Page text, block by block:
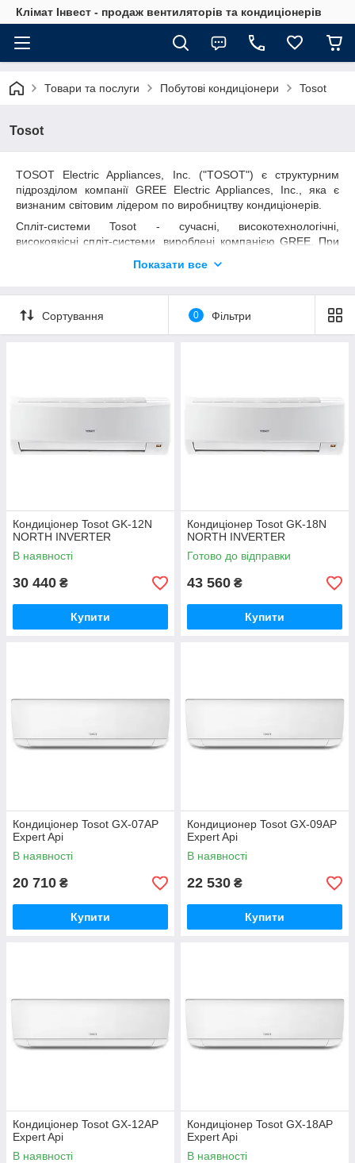
Клімат Інвест - продаж вентиляторів та кондиціонерів
Товари та послуги Побутові кондиціонери Tosot
Tosot
TOSOT Electric Appliances, Inc. ("TOSOT") є структурним
підрозділом компанії GREE Electric Appliances, Inc., яка є
визнаним світовим лідером по виробництву кондиціонерів.
Спліт-системиTosot - сучасні, високотехнологічні,
високоякісні спліт-системи, вироблені компанією GREE. При
"розкручений" бренд. МаркаTosot
Показати все
Сортування 0 Фільтри
Кондиціонер Tosot GK-12N
NORTH INVERTER
В наявності
30 440 ₴
Купити
Кондиціонер Tosot GK-18N
NORTH INVERTER
Готово до відправки
43 560 ₴
Купити
Кондиціонер Tosot GX-07AP
Expert Api
В наявності
20 710 ₴
Купити
Кондиционер Tosot GX-09AP
Expert Api
В наявності
22 530 ₴
Купити
Кондиціонер Tosot GX-12AP
Expert Api
В наявності
Кондиціонер Tosot GX-18AP
Expert Api
В наявності